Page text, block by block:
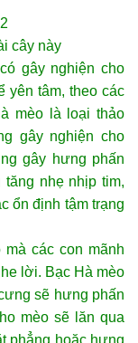
cây này
gây nghiện cho
yên tâm, theo các
mèo là loại thảo
gây nghiện cho
gây hưng phấn
nhẹ nhịp tim,
ổn định tậm trạng
các con mãnh
lời. Bạc Hà mèo
sẽ hưng phấn
mèo sẽ lăn qua